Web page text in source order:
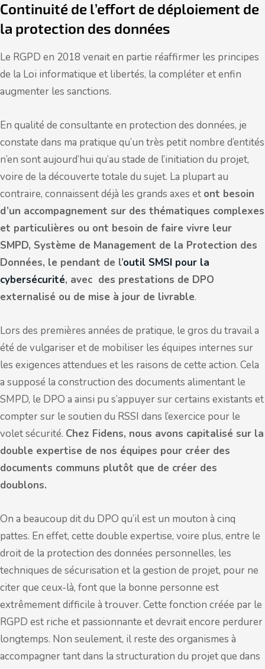
Continuité de l’effort de déploiement de
la protection des données
Le RGPD en 2018 venait en partie réaffirmer les principes
de la Loi informatique et libertés, la compléter et enfin
augmenter les sanctions.
En qualité de consultante en protection des données, je
constate dans ma pratique qu’un très petit nombre d’entités
n’en sont aujourd’hui qu’au stade de l’initiation du projet,
voire de la découverte totale du sujet. La plupart au
contraire, connaissent déjà les grands axes et ont besoin
d’un accompagnement sur des thématiques complexes
et particulières ou ont besoin de faire vivre leur
SMPD, Système de Management de la Protection des
Données, le pendant de l’outil SMSI pour la
cybersécurité, avec des prestations de DPO
externalisé ou de mise à jour de livrable.
Lors des premières années de pratique, le gros du travail a
été de vulgariser et de mobiliser les équipes internes sur
les exigences attendues et les raisons de cette action. Cela
a supposé la construction des documents alimentant le
SMPD, le DPO a ainsi pu s’appuyer sur certains existants et
compter sur le soutien du RSSI dans l’exercice pour le
volet sécurité. Chez Fidens, nous avons capitalisé sur la
double expertise de nos équipes pour créer des
documents communs plutôt que de créer des
doublons.
On a beaucoup dit du DPO qu’il est un mouton à cinq
pattes. En effet, cette double expertise, voire plus, entre le
droit de la protection des données personnelles, les
techniques de sécurisation et la gestion de projet, pour ne
citer que ceux-là, font que la bonne personne est
extrêmement difficile à trouver. Cette fonction créée par le
RGPD est riche et passionnante et devrait encore perdurer
longtemps. Non seulement, il reste des organismes à
accompagner tant dans la structuration du projet que dans